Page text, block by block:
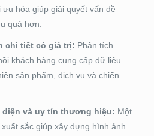
hóa giúp giải quyết vấn đề
quả hơn.
chi tiết có giá trị: Phân tích
khách hàng cung cấp dữ liệu
sản phẩm, dịch vụ và chiến
và uy tín thương hiệu: Một
sắc giúp xây dựng hình ảnh